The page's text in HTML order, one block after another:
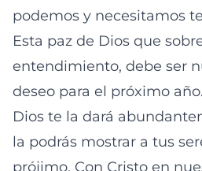
podemos y necesitamos
Esta paz de Dios que
entendimiento, debe ser
deseo para el próximo
Dios te la dará
la podrás mostrar a tus
prójimo. Con Cristo en